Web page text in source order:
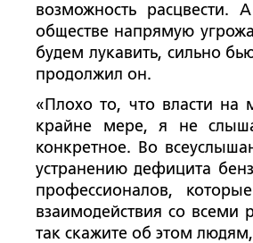
возможность расцвести.
обществе напрямую
будем лукавить, сильно
продолжил он.
«Плохо то, что власти на
крайне мере, я не
конкретное. Во
устранению дефицита
профессионалов,
взаимодействия со всеми
так скажите об этом